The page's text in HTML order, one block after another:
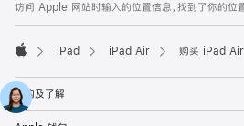
访问 Apple 网站时输入的位置信息，找到了你的位置
iPad iPad Air 购买 iPad Air
选购及了解